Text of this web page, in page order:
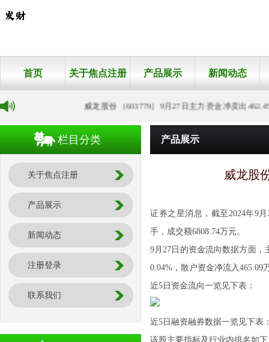
首页 关于焦点注册 产品展示 新闻动态
威龙股份（603779）9月27日主力资金净卖出462.45
栏目分类
关于焦点注册
产品展示
新闻动态
注册登录
联系我们
产品展示
威龙股
证券之星消息，截至2024年9
手，成交额6808.74万元。
9月27日的资金流向数据方面，
0.04%，散户资金净流入465.09
近5日资金流向一览见下表：
近5日融资融券数据一览见下表
该股主要指标及行业内排名如